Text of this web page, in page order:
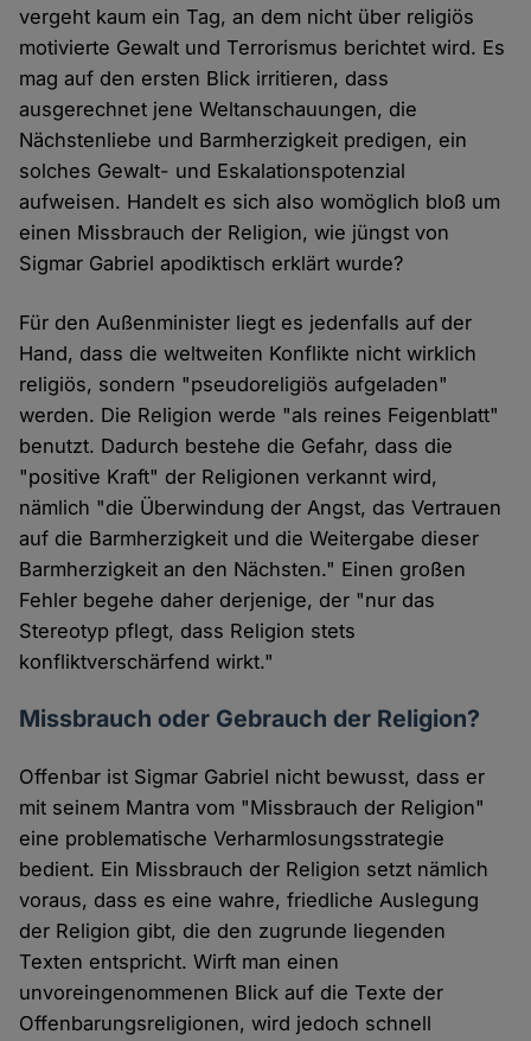
vergeht kaum ein Tag, an dem nicht über religiös
motivierte Gewalt und Terrorismus berichtet wird. Es
mag auf den ersten Blick irritieren, dass
ausgerechnet jene Weltanschauungen, die
Nächstenliebe und Barmherzigkeit predigen, ein
solches Gewalt- und Eskalationspotenzial
aufweisen. Handelt es sich also womöglich bloß um
einen Missbrauch der Religion, wie jüngst von
Sigmar Gabriel apodiktisch erklärt wurde?
Für den Außenminister liegt es jedenfalls auf der
Hand, dass die weltweiten Konflikte nicht wirklich
religiös, sondern "pseudoreligiös aufgeladen"
werden. Die Religion werde "als reines Feigenblatt"
benutzt. Dadurch bestehe die Gefahr, dass die
"positive Kraft" der Religionen verkannt wird,
nämlich "die Überwindung der Angst, das Vertrauen
auf die Barmherzigkeit und die Weitergabe dieser
Barmherzigkeit an den Nächsten." Einen großen
Fehler begehe daher derjenige, der "nur das
Stereotyp pflegt, dass Religion stets
konfliktverschärfend wirkt."
Missbrauch oder Gebrauch der Religion?
Offenbar ist Sigmar Gabriel nicht bewusst, dass er
mit seinem Mantra vom "Missbrauch der Religion"
eine problematische Verharmlosungsstrategie
bedient. Ein Missbrauch der Religion setzt nämlich
voraus, dass es eine wahre, friedliche Auslegung
der Religion gibt, die den zugrunde liegenden
Texten entspricht. Wirft man einen
unvoreingenommenen Blick auf die Texte der
Offenbarungsreligionen, wird jedoch schnell